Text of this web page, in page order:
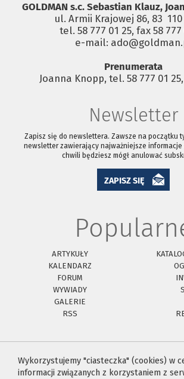
GOLDMAN s.c. Sebastian Klauz,
ul. Armii Krajowej 86, 83
tel. 58 777 01 25, fax 58 777
e-mail:
Prenumerata
Joanna Knopp, tel. 58 777 01
Newsletter
Zapisz się do newslettera. Zawsze na początku
newsletter zawierający najważniejsze informacje
chwili będziesz mógł anulować
ZAPISZ SIĘ
ARTYKUŁY
KALENDARZ
FORUM
WYWIADY
GALERIE
RSS
Wykorzystujemy "ciasteczka" (cookies) w
informacji związanych z korzystaniem z